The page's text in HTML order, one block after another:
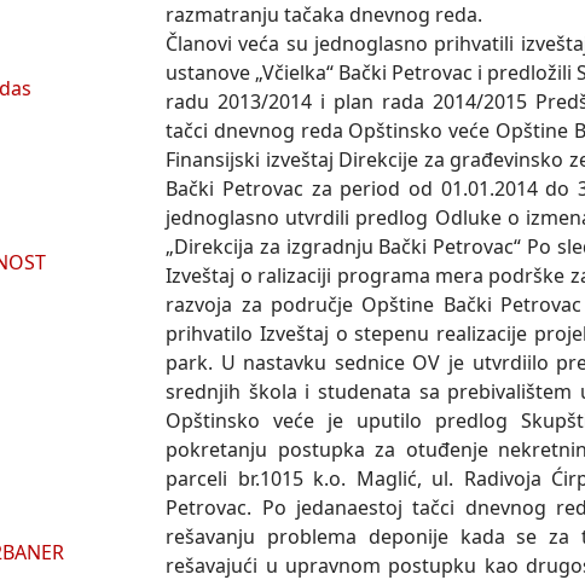
razmatranju tačaka dnevnog reda.
Članovi veća su jednoglasno prihvatili
ustanove „Včielka“ Bački Petrovac i
radu 2013/2014 i plan rada 2014/2015
tačci dnevnog reda Opštinsko veće Opštine
Finansijski izveštaj Direkcije za
Bački Petrovac za period od 01.01.2014 do
jednoglasno utvrdili predlog Odluke o
„Direkcija za izgradnju Bački Petrovac“ Po
Izveštaj o ralizaciji programa mera podrške
razvoja za područje Opštine Bački
prihvatilo Izveštaj o stepenu realizacije
park. U nastavku sednice OV je utvrdiilo
srednjih škola i studenata sa prebivalištem
Opštinsko veće je uputilo predlog
pokretanju postupka za otuđenje
parceli br.1015 k.o. Maglić, ul. Radivoja
Petrovac. Po jedanaestoj tačci dnevnog
rešavanju problema deponije kada se
rešavajući u upravnom postupku kao